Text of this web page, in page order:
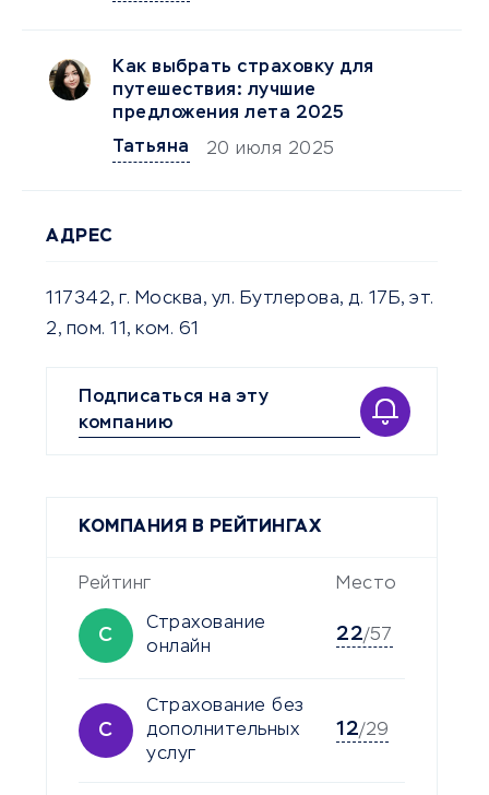
Как выбрать страховку для
путешествия: лучшие
предложения лета 2025
Татьяна
20 июля 2025
АДРЕС
117342, г. Москва, ул. Бутлерова, д. 17Б, эт.
2, пом. 11, ком. 61
Подписаться на эту
компанию
КОМПАНИЯ В РЕЙТИНГАХ
Рейтинг Место
С
Страхование
онлайн
22/57
С
Страхование без
дополнительных
услуг
12/29